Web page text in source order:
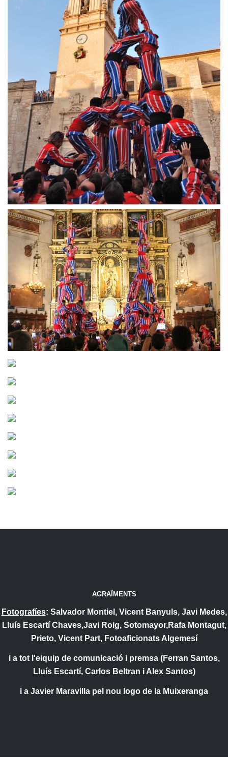
AGRAÏMENTS
Fotografíes: Salvador Montiel, Vicent Banyuls, Javi Medes,
Lluís Escartí Chaves,Javi Roig, Sotomayor,Rafa Montagut,
Prieto, Vicent Part, Fotoaficionats Algemesí
i a tot l'eiquip de comunicació i premsa (Ferran Santos,
Lluís Escartí, Carlos Beltran i Alex Santos)
i a Javier Maravilla pel nou logo de la Muixeranga